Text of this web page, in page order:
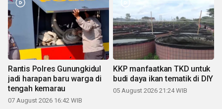
Rantis Polres Gunungkidul
jadi harapan baru warga di
tengah kemarau
07 August 2026 16:42 WIB
KKP manfaatkan TKD untuk
budi daya ikan tematik di DIY
05 August 2026 21:24 WIB